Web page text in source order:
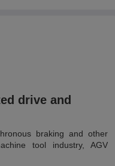
drive and
braking and other
tool industry, AGV